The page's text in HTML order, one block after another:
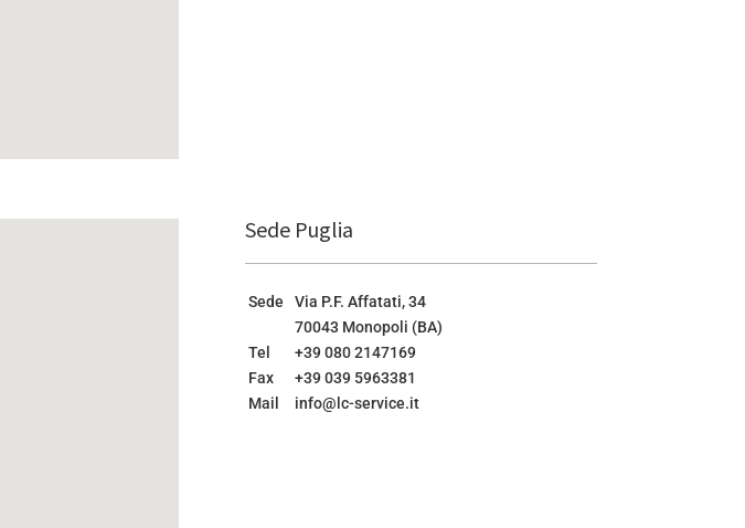
Sede Puglia
Sede
Via P.F. Affatati, 34
70043 Monopoli (BA)
Tel
+39 080 2147169
Fax
+39 039 5963381
Mail
info@lc-service.it